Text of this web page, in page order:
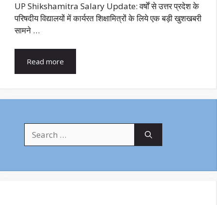
UP Shikshamitra Salary Update: वर्षाें से उत्तर प्रदेश के
परिषदीय विद्यालयों में कार्यरत शिक्षामित्रों के लिये एक बड़ी खुशखबरी
सामने …
Read more
for: